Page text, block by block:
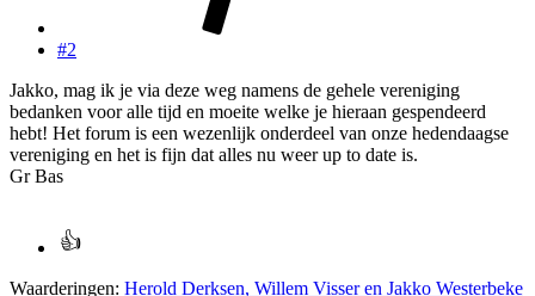
#2
Jakko, mag ik je via deze weg namens de gehele vereniging
bedanken voor alle tijd en moeite welke je hieraan gespendeerd
hebt! Het forum is een wezenlijk onderdeel van onze hedendaagse
vereniging en het is fijn dat alles nu weer up to date is.
Gr Bas
Waarderingen: Herold Derksen, Willem Visseren Jakko Westerbeke